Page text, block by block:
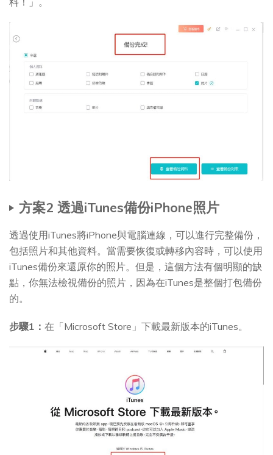
方案2 透過iTunes備份iPhone照片
透過使用iTunes將iPhone與電腦連線，可以進行完整備份，
包括照片和其他資料。當需要恢復或轉移內容時，可以使用
iTunes備份來還原你的照片。但是，這個方法有個明顯的缺
點，你無法檢視備份的照片，因為在iTunes是整個打包備份
的。
步驟1： 在「Microsoft Store」下載最新版本的iTunes。